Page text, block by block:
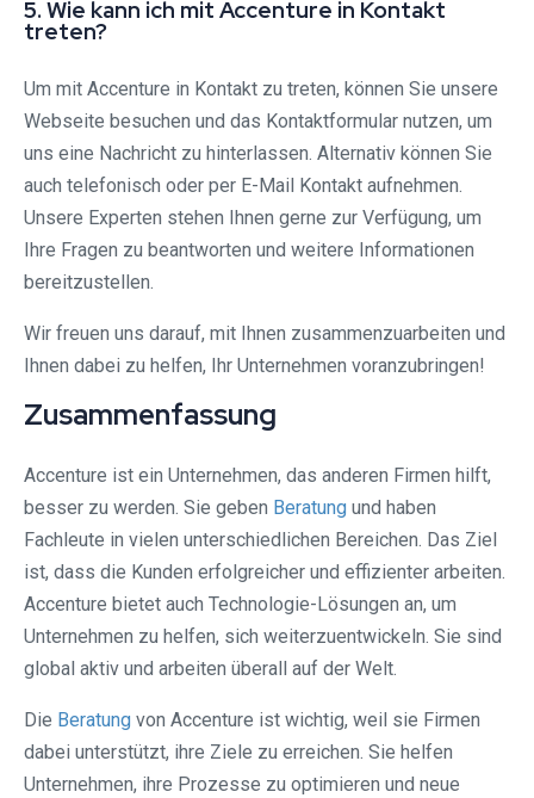
5. Wie kann ich mit Accenture in Kontakt
treten?
Um mit Accenture in Kontakt zu treten, können Sie unsere
Webseite besuchen und das Kontaktformular nutzen, um
uns eine Nachricht zu hinterlassen. Alternativ können Sie
auch telefonisch oder per E-Mail Kontakt aufnehmen.
Unsere Experten stehen Ihnen gerne zur Verfügung, um
Ihre Fragen zu beantworten und weitere Informationen
bereitzustellen.
Wir freuen uns darauf, mit Ihnen zusammenzuarbeiten und
Ihnen dabei zu helfen, Ihr Unternehmen voranzubringen!
Zusammenfassung
Accenture ist ein Unternehmen, das anderen Firmen hilft,
besser zu werden. Sie geben Beratung und haben
Fachleute in vielen unterschiedlichen Bereichen. Das Ziel
ist, dass die Kunden erfolgreicher und effizienter arbeiten.
Accenture bietet auch Technologie-Lösungen an, um
Unternehmen zu helfen, sich weiterzuentwickeln. Sie sind
global aktiv und arbeiten überall auf der Welt.
Die Beratung von Accenture ist wichtig, weil sie Firmen
dabei unterstützt, ihre Ziele zu erreichen. Sie helfen
Unternehmen, ihre Prozesse zu optimieren und neue